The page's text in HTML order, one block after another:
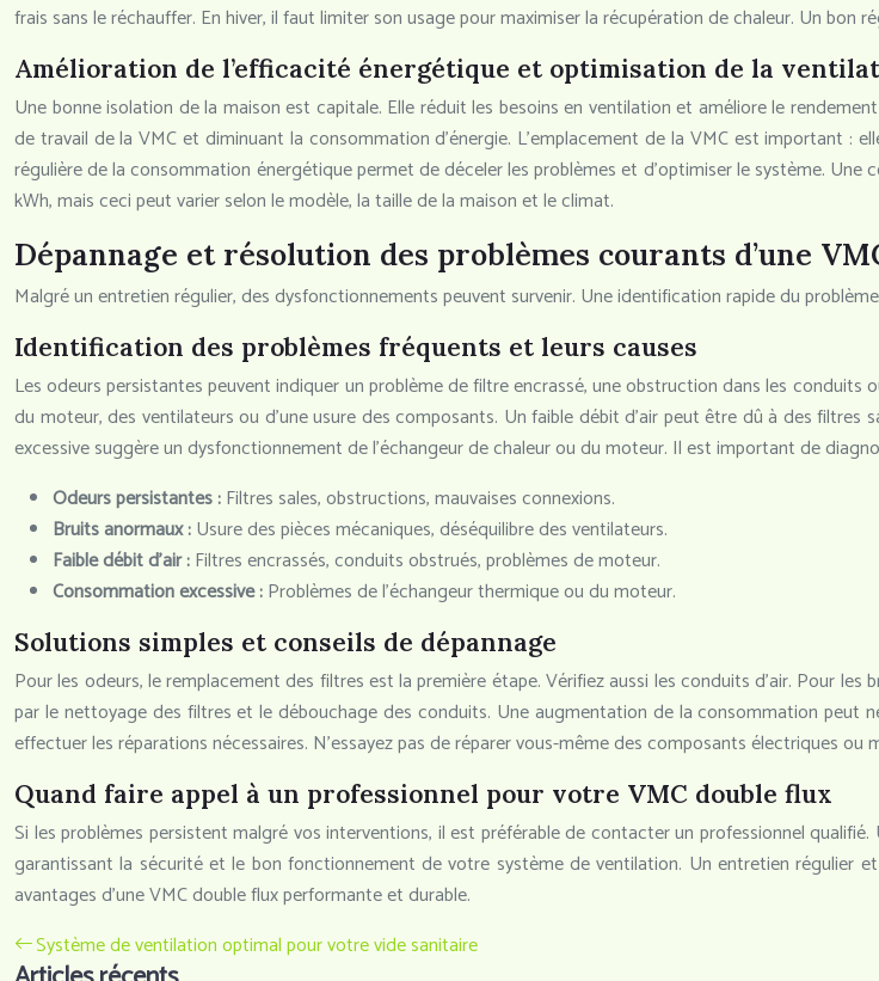
frais sans le réchauffer. En hiver, il faut limiter son usage pour maximiser la récupération de chaleur. Un
Amélioration de l’efficacité énergétique et optimisation de la
Une bonne isolation de la maison est capitale. Elle réduit les besoins en ventilation et améliore le
de travail de la VMC et diminuant la consommation d’énergie. L’emplacement de la VMC est important :
régulière de la consommation énergétique permet de déceler les problèmes et d’optimiser le système.
kWh, mais ceci peut varier selon le modèle, la taille de la maison et le climat.
Dépannage et résolution des problèmes courants d’une
Malgré un entretien régulier, des dysfonctionnements peuvent survenir. Une identification rapide du
Identification des problèmes fréquents et leurs causes
Les odeurs persistantes peuvent indiquer un problème de filtre encrassé, une obstruction dans les
du moteur, des ventilateurs ou d’une usure des composants. Un faible débit d’air peut être dû à des
excessive suggère un dysfonctionnement de l’échangeur de chaleur ou du moteur. Il est important de
Odeurs persistantes :Filtres sales, obstructions, mauvaises connexions.
Bruits anormaux :Usure des pièces mécaniques, déséquilibre des ventilateurs.
Faible débit d’air :Filtres encrassés, conduits obstrués, problèmes de moteur.
Consommation excessive :Problèmes de l’échangeur thermique ou du moteur.
Solutions simples et conseils de dépannage
Pour les odeurs, le remplacement des filtres est la première étape. Vérifiez aussi les conduits d’air. Pour
par le nettoyage des filtres et le débouchage des conduits. Une augmentation de la consommation peut
effectuer les réparations nécessaires. N’essayez pas de réparer vous-même des composants électriques ou
Quand faire appel à un professionnel pour votre VMC double flux
Si les problèmes persistent malgré vos interventions, il est préférable de contacter un professionnel
garantissant la sécurité et le bon fonctionnement de votre système de ventilation. Un entretien régulier
avantages d’une VMC double flux performante et durable.
Système de ventilation optimal pour votre vide sanitaire